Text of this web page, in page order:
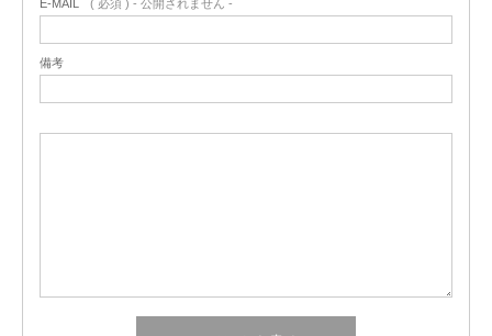
E-MAIL ( 必須 ) - 公開されません -
備考